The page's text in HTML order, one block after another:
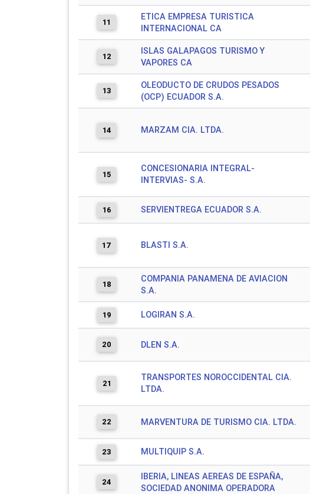
11
ETICA EMPRESA TURISTICA
INTERNACIONAL CA
12
ISLAS GALAPAGOS TURISMO Y
VAPORES CA
13
OLEODUCTO DE CRUDOS PESADOS
(OCP) ECUADOR S.A.
14 MARZAM CIA. LTDA.
15
CONCESIONARIA INTEGRAL-
INTERVIAS- S.A.
16 SERVIENTREGA ECUADOR S.A.
17 BLASTI S.A.
18
COMPANIA PANAMENA DE AVIACION
S.A.
19 LOGIRAN S.A.
20 DLEN S.A.
21
TRANSPORTES NOROCCIDENTAL CIA.
LTDA.
22 MARVENTURA DE TURISMO CIA. LTDA.
23 MULTIQUIP S.A.
24
IBERIA, LINEAS AEREAS DE ESPAÑA,
SOCIEDAD ANONIMA OPERADORA